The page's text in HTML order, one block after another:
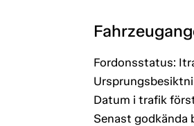
Fordonsstatus:
Datum i trafik
Senast godkända